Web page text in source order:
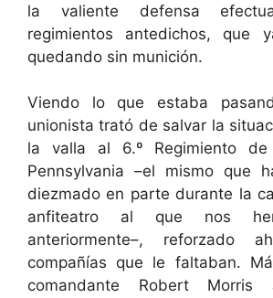
la valiente defensa
regimientos antedichos, que
quedando sin munición.
Viendo lo que estaba
unionista trató de salvar la
la valla al 6.º Regimiento
Pennsylvania –el mismo que
diezmado en parte durante la
anfiteatro al que nos
anteriormente–, reforzado
compañías que le faltaban.
comandante Robert